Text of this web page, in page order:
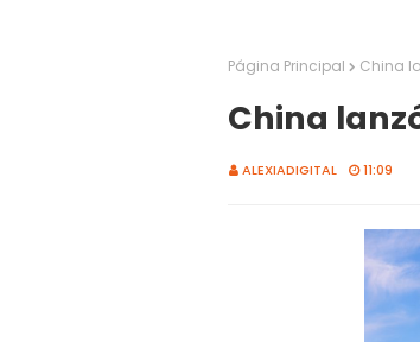
Página Principal China
China
ALEXIADIGITAL 11:09